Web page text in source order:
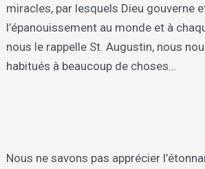
miracles, par lesquels Dieu gouverne
l’épanouissement au monde et à
nous le rappelle St. Augustin, nous
habitués à beaucoup de choses…
Nous ne savons pas apprécier